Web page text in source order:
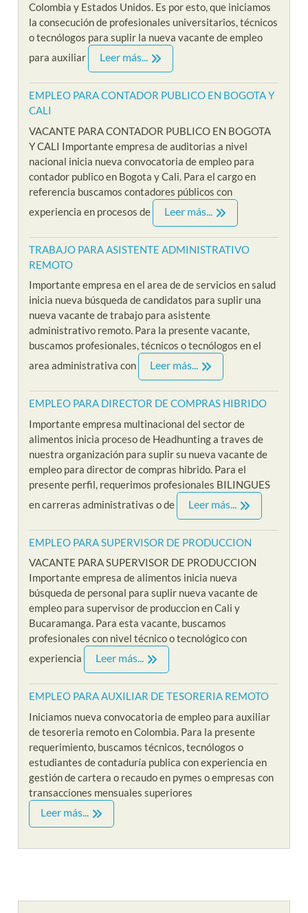
Colombia y Estados Unidos. Es por esto, que iniciamos
la consecución de profesionales universitarios, técnicos
o tecnólogos para suplir la nueva vacante de empleo
para auxiliar
Leer más...
EMPLEO PARA CONTADOR PUBLICO EN BOGOTA Y
CALI
VACANTE PARA CONTADOR PUBLICO EN BOGOTA
Y CALI Importante empresa de auditorias a nivel
nacional inicia nueva convocatoria de empleo para
contador publico en Bogota y Cali. Para el cargo en
referencia buscamos contadores públicos con
experiencia en procesos de
Leer más...
TRABAJO PARA ASISTENTE ADMINISTRATIVO
REMOTO
Importante empresa en el area de de servicios en salud
inicia nueva búsqueda de candidatos para suplir una
nueva vacante de trabajo para asistente
administrativo remoto. Para la presente vacante,
buscamos profesionales, técnicos o tecnólogos en el
area administrativa con
Leer más...
EMPLEO PARA DIRECTOR DE COMPRAS HIBRIDO
Importante empresa multinacional del sector de
alimentos inicia proceso de Headhunting a traves de
nuestra organización para suplir su nueva vacante de
empleo para director de compras hibrido. Para el
presente perfil, requerimos profesionales BILINGUES
en carreras administrativas o de
Leer más...
EMPLEO PARA SUPERVISOR DE PRODUCCION
VACANTE PARA SUPERVISOR DE PRODUCCION
Importante empresa de alimentos inicia nueva
búsqueda de personal para suplir nueva vacante de
empleo para supervisor de produccion en Cali y
Bucaramanga. Para esta vacante, buscamos
profesionales con nivel técnico o tecnológico con
experiencia
Leer más...
EMPLEO PARA AUXILIAR DE TESORERIA REMOTO
Iniciamos nueva convocatoria de empleo para auxiliar
de tesoreria remoto en Colombia. Para la presente
requerimiento, buscamos técnicos, tecnólogos o
estudiantes de contaduría publica con experiencia en
gestión de cartera o recaudo en pymes o empresas con
transacciones mensuales superiores
Leer más...